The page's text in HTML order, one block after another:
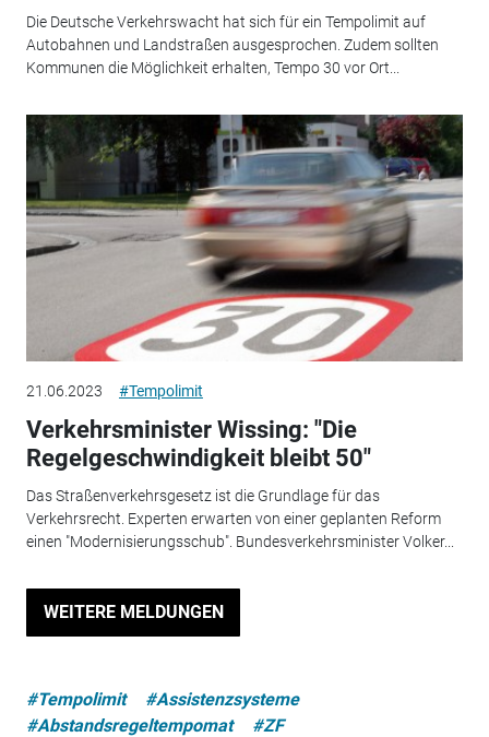
Die Deutsche Verkehrswacht hat sich für ein Tempolimit auf
Autobahnen und Landstraßen ausgesprochen. Zudem sollten
Kommunen die Möglichkeit erhalten, Tempo 30 vor Ort...
21.06.2023 #Tempolimit
Verkehrsminister Wissing: "Die
Regelgeschwindigkeit bleibt 50"
Das Straßenverkehrsgesetz ist die Grundlage für das
Verkehrsrecht. Experten erwarten von einer geplanten Reform
einen "Modernisierungsschub". Bundesverkehrsminister Volker...
WEITERE MELDUNGEN
#Tempolimit
#Assistenzsysteme
#Abstandsregeltempomat
#ZF